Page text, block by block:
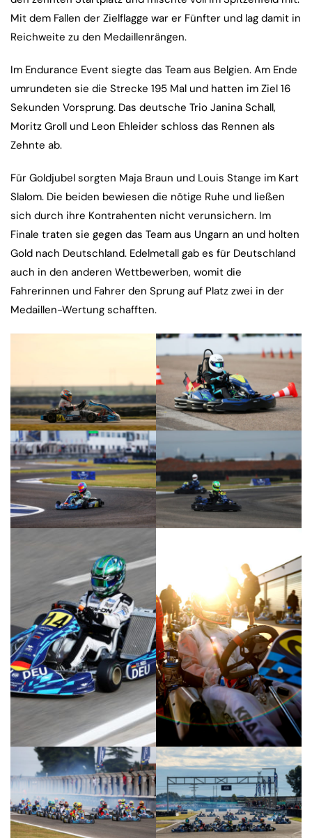
Mit dem Fallen der Zielflagge war er Fünfter und lag damit in
Reichweite zu den Medaillenrängen.
Im Endurance Event siegte das Team aus Belgien. Am Ende
umrundeten sie die Strecke 195 Mal und hatten im Ziel 16
Sekunden Vorsprung. Das deutsche Trio Janina Schall,
Moritz Groll und Leon Ehleider schloss das Rennen als
Zehnte ab.
Für Goldjubel sorgten Maja Braun und Louis Stange im Kart
Slalom. Die beiden bewiesen die nötige Ruhe und ließen
sich durch ihre Kontrahenten nicht verunsichern. Im
Finale traten sie gegen das Team aus Ungarn an und holten
Gold nach Deutschland. Edelmetall gab es für Deutschland
auch in den anderen Wettbewerben, womit die
Fahrerinnen und Fahrer den Sprung auf Platz zwei in der
Medaillen-Wertung schafften.